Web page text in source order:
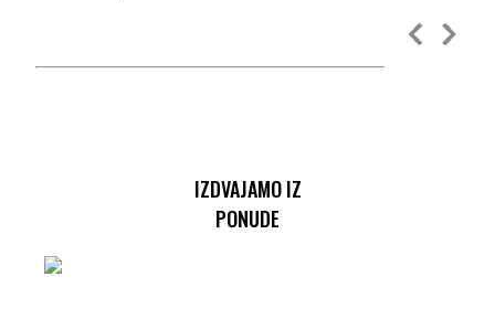
IZDVAJAMO IZ
PONUDE